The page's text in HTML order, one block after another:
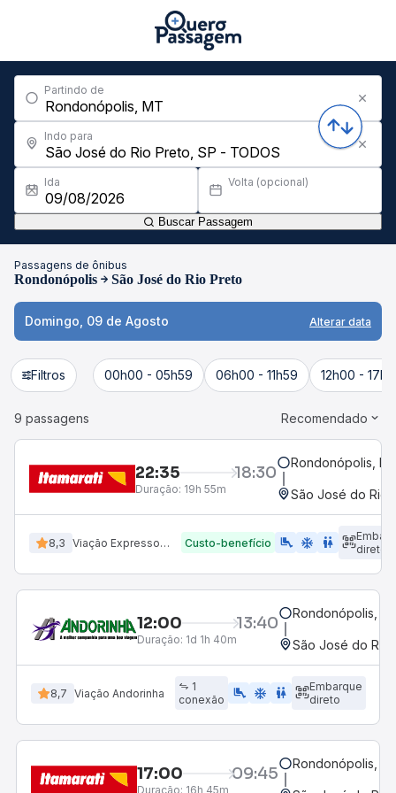
Partindo de
Indo para
Ida Volta (opcional)
Buscar Passagem
Passagens de ônibus
Rondonópolis São José do Rio Preto
Domingo, 09 de Agosto Alterar data
Filtros 00h00 - 05h59 06h00 - 11h59 12h00 -
9 passagens Recomendado
22:35 18:30
Duração: 19h 55m
Rondonópolis,
São José do Rio
8,3 Viação Expresso Itamarati Custo-benefício airline_seat_legroom_extra ac_unit wc
direto
12:00 13:40
Duração: 1d 1h 40m
Rondonópolis,
São José do Rio
8,7 Viação Andorinha
1
conexão
airline_seat_legroom_extra ac_unit wc
Embarque
direto
17:00 09:45
Duração: 16h 45m
Rondonópolis,